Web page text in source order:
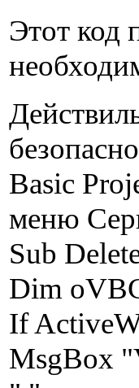
Этот код
Basic
меню
Sub
Dim
If
MsgBox